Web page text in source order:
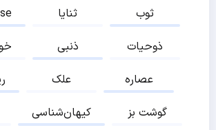
ثنایا
ثوب
ذنبی
ذوحیات
علک
عصاره
کیهان‌شناسی
گوشت بز